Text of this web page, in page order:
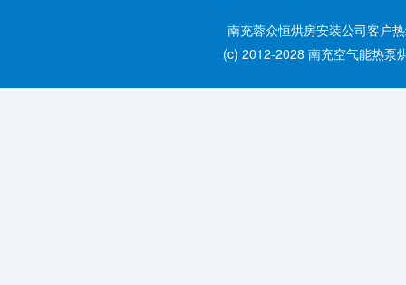
南充蓉众恒烘房安装公司客
(c) 2012-2028 南充空气能热泵